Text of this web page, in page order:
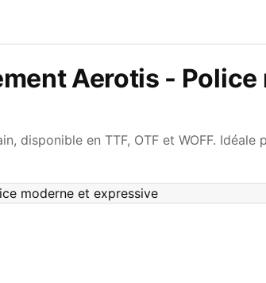
Aerotis - Police
disponible en TTF, OTF et WOFF. Idéale